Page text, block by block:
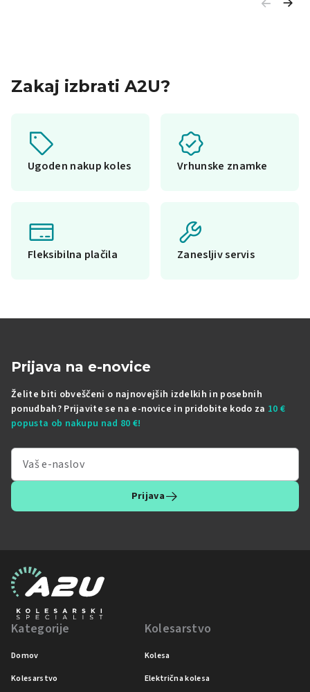
Zakaj izbrati A2U?
Ugoden nakup koles Vrhunske znamke
Fleksibilna plačila Zanesljiv servis
Prijava na e-novice
Želite biti obveščeni o najnovejših izdelkih in posebnih
ponudbah? Prijavite se na e-novice in pridobite kodo za 10 €
popusta ob nakupu nad 80 €!
Prijava
Kategorije
Domov
Kolesarstvo
Kolesarstvo
Kolesa
Električna kolesa